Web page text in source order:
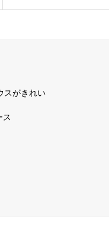
スがきれい
ス